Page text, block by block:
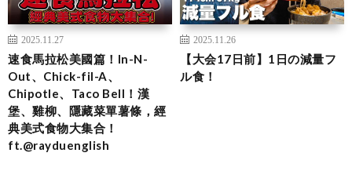
2025.11.27
速食馬拉松美國篇！In-N-
Out、Chick-fil-A、
Chipotle、Taco Bell！漢
堡、雞柳、隱藏菜單薯條，經
典美式食物大集合！
ft.@rayduenglish
2025.11.26
【大会17日前】1日の減量フ
ル食！